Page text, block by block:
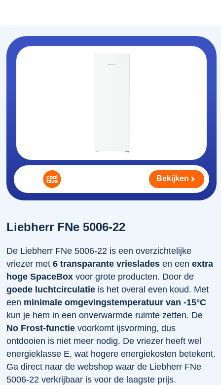
Liebherr FNe 5006-22
De Liebherr FNe 5006-22 is een overzichtelijke
vriezer met6 transparante vrieslades en eenextra
hoge SpaceBox voor grote producten. Door de
goede luchtcirculatie is het overal even koud. Met
een minimale omgevingstemperatuur van -15°C
kun je hem in een onverwarmde ruimte zetten. De
No Frost-functie voorkomt ijsvorming, dus
ontdooien is niet meer nodig. De vriezer heeft wel
energieklasse E, wat hogere energiekosten betekent.
Ga direct naar de webshop waar de Liebherr FNe
5006-22 verkrijbaar is voor de laagste prijs.
Bekijken